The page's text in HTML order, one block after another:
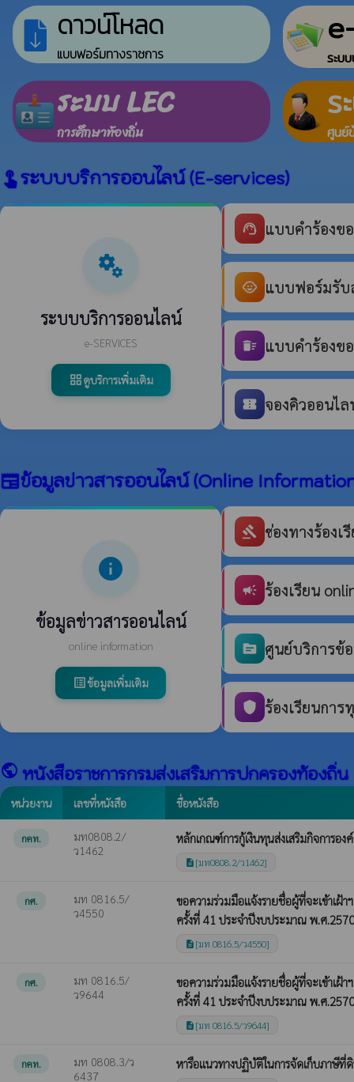
ดาวน์โหลด
แบบฟอร์มทางราชการ ระบ
ระบบ LEC
การศึกษาท้องถิ่น
ร
ศูนย์
touch_appระบบบริการออนไลน์ (E-services)
miscellaneous_services
ระบบบริการออนไลน์
e-SERVICES
grid_viewดูบริการเพิ่มเติม
support_agent แบบคำร้องข
child_care แบบฟอร์มรับ
delete_sweep แบบคำร้องข
confirmation_number จองคิวออนไ
newspaperข้อมูลข่าวสารออนไลน์ (Online
info
ข้อมูลข่าวสารออนไลน์
online information
list_altข้อมูลเพิ่มเติม
gavel ช่องทางร้อง
campaign ร้องเรียน
source ศูนย์บริการข้
shield ร้องเรียนกา
public หนังสือราชการกรมส่งเสริมการปกครองท้องถิ่น
หน่วยงาน เลขที่หนังสือ ชื่อหนังสือ
กคท.
มท0808.2/
ว1462
หลักเกณฑ์การกู้เงินทุนส่งเสริมกิจการอง
description [มท0808.2/ว1462]
กศ.
มท 0816.5/
ว4550
ขอความร่วมมือแจ้งรายชื่อผู้ที่จะเข้าเฝ้
ครั้งที่ 41 ประจำปีงบประมาณ พ.ศ.2570
description [มท 0816.5/ว4550]
กศ.
มท 0816.5/
ว9644
ขอความร่วมมือแจ้งรายชื่อผู้ที่จะเข้าเฝ้
ครั้งที่ 41 ประจำปีงบประมาณ พ.ศ.2570
description [มท 0816.5/ว9644]
กคท.
มท 0808.3/ว
6437
หารือแนวทางปฏิบัติในการจัดเก็บภาษีที่